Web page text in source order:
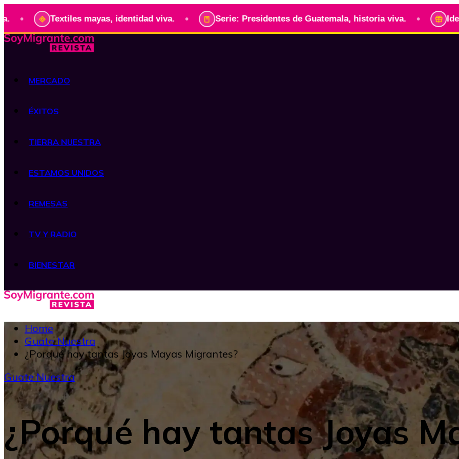
Textiles mayas, identidad viva. • Serie: Presidentes de Guatemala, historia viva. • Identidad
MERCADO
ÉXITOS
TIERRA NUESTRA
ESTAMOS UNIDOS
REMESAS
TV Y RADIO
BIENESTAR
Home
Guate Nuestra
¿Porqué hay tantas Joyas Mayas Migrantes?
Guate Nuestra
¿Porqué hay tantas Joyas